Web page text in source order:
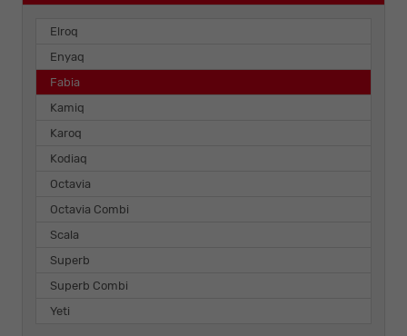
Elroq
Enyaq
Fabia
Kamiq
Karoq
Kodiaq
Octavia
Octavia Combi
Scala
Superb
Superb Combi
Yeti